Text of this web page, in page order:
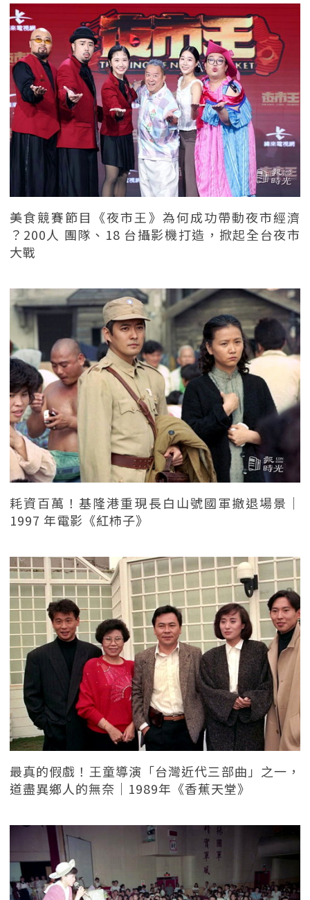
美食競賽節目《夜市王》為何成功帶動夜市經濟
？200人 團隊、18 台攝影機打造，掀起全台夜市
大戰
耗資百萬！基隆港重現長白山號國軍撤退場景｜
1997 年電影《紅柿子》
最真的假戲！王童導演「台灣近代三部曲」之一，
道盡異鄉人的無奈｜1989年《香蕉天堂》